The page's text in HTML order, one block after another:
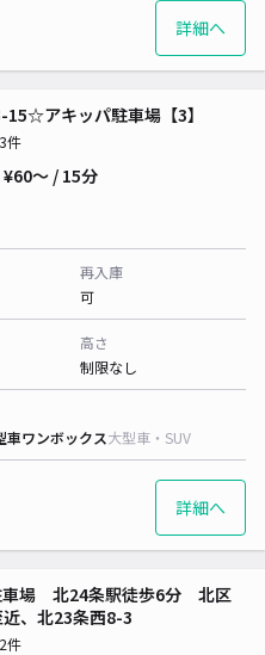
詳細へ
アキッパ駐車場【3】
件
¥60〜 / 15分
再入庫
可
高さ
制限なし
車ワンボックス大型車・SUV
詳細へ
車場 北24条駅徒歩6分 北区
、北23条西8-3
件